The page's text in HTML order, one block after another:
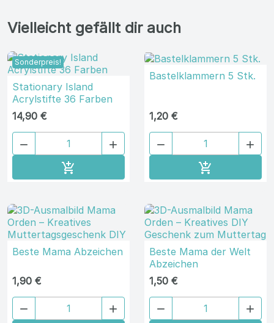
Vielleicht gefällt dir auch
Sonderpreis!
Stationary Island
Acrylstifte 36 Farben
14,90 €
 

Bastelklammern 5 Stk.
1,20 €
 

Beste Mama Abzeichen
1,90 €
 
Beste Mama der Welt
Abzeichen
1,50 €
 